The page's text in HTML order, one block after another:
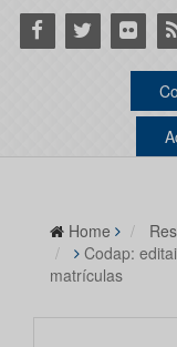
Facebook
Twitter Flickr
Home
Codap:
matrículas